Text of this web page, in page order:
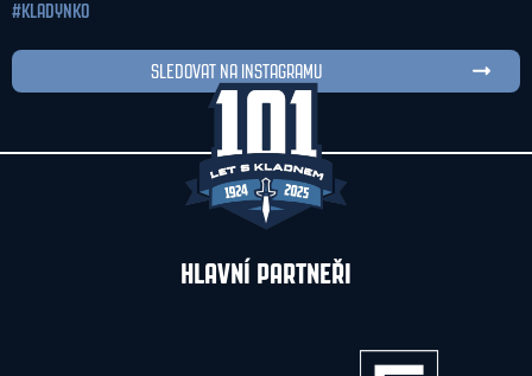
#KLADYNKO
SLEDOVAT NA INSTAGRAMU
HLAVNÍ PARTNEŘI